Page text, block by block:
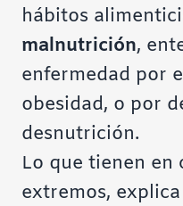
hábitos
malnutrición,
enfermedad por
obesidad, o por
desnutrición.
Lo que tienen en
extremos,